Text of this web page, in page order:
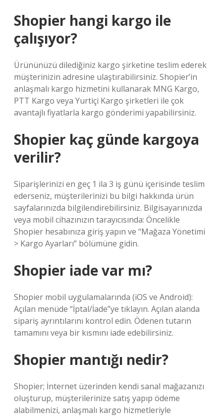
Shopier hangi kargo ile
çalışıyor?
Ürününüzü dilediğiniz kargo şirketine teslim ederek
müşterinizin adresine ulaştırabilirsiniz. Shopier’in
anlaşmalı kargo hizmetini kullanarak MNG Kargo,
PTT Kargo veya Yurtiçi Kargo şirketleri ile çok
avantajlı fiyatlarla kargo gönderimi yapabilirsiniz.
Shopier kaç günde kargoya
verilir?
Siparişlerinizi en geç 1 ila 3 iş günü içerisinde teslim
ederseniz, müşterilerinizi bu bilgi hakkında ürün
sayfalarınızda bilgilendirebilirsiniz. Bilgisayarınızda
veya mobil cihazınızın tarayıcısında: Öncelikle
Shopier hesabınıza giriş yapın ve “Mağaza Yönetimi
> Kargo Ayarları” bölümüne gidin.
Shopier iade var mı?
Shopier mobil uygulamalarında (iOS ve Android):
Açılan menüde “İptal/İade”ye tıklayın. Açılan alanda
sipariş ayrıntılarını kontrol edin. Ödenen tutarın
tamamını veya bir kısmını iade edebilirsiniz.
Shopier mantığı nedir?
Shopier; İnternet üzerinden kendi sanal mağazanızı
oluşturup, müşterilerinize satış yapıp ödeme
alabilmenizi, anlaşmalı kargo hizmetleriyle